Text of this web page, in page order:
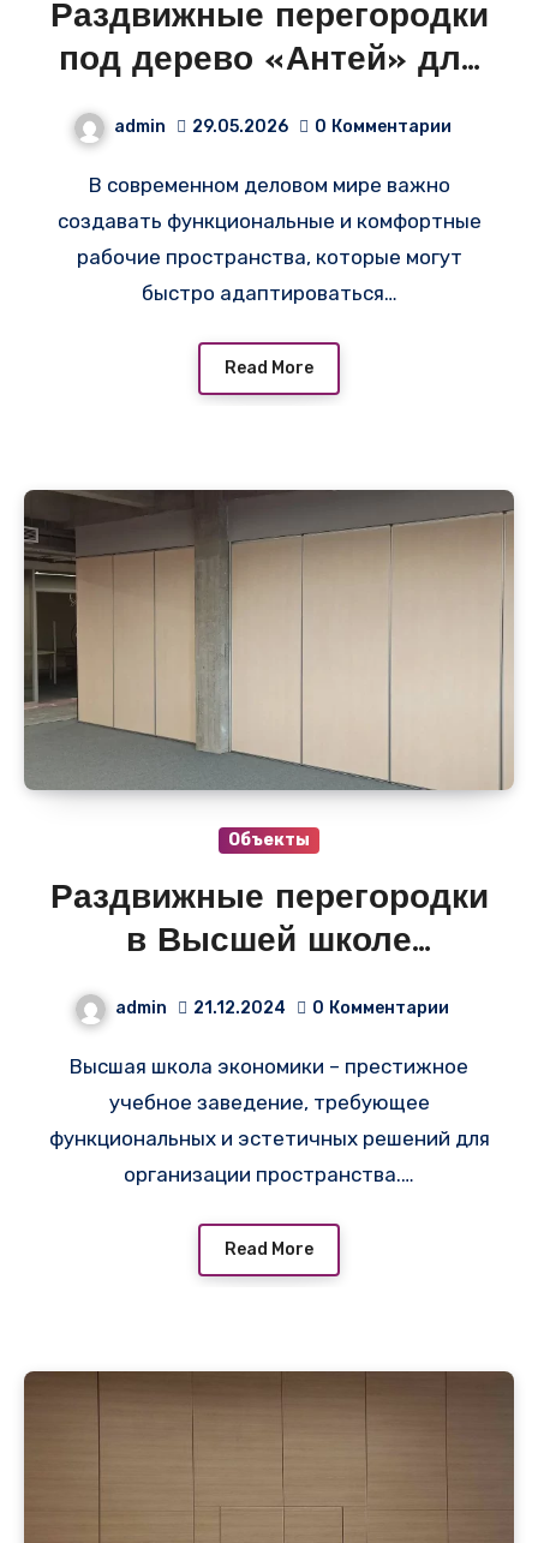
Раздвижные перегородки
под дерево «Антей» для
офисного помещения в
admin 29.05.2026 0 Комментарии
В современном деловом мире важно
создавать функциональные и комфортные
рабочие пространства, которые могут
быстро адаптироваться…
Read More
Объекты
Раздвижные перегородки
в Высшей школе
пространства с ГК
Слайдинг
admin 21.12.2024 0 Комментарии
Высшая школа экономики – престижное
учебное заведение, требующее
функциональных и эстетичных решений для
организации пространства.…
Read More